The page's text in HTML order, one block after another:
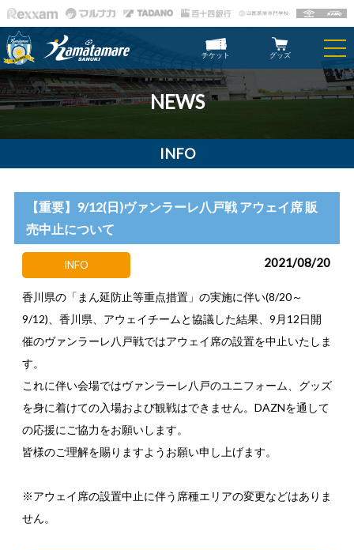
チケット グッズ
NEWS
INFO
【重要】9/12(日)ヴァンラーレ八戸戦 アウェイ席 販
売中止について
INFO 2021/08/20
香川県の「まん延防止等重点措置」の実施に伴い(8/20～
9/12)、香川県、アウェイチームと協議した結果、9月12日開
催のヴァンラーレ八戸戦ではアウェイ席の設置を中止いたしま
す。
これに伴い会場ではヴァンラーレ八戸のユニフォーム、グッズ
を身に着けての入場および観戦はできません。DAZNを通して
の応援にご協力をお願いします。
皆様のご理解を賜りますようお願い申し上げます。
※アウェイ席の設置中止に伴う席種エリアの変更などはありま
せん。